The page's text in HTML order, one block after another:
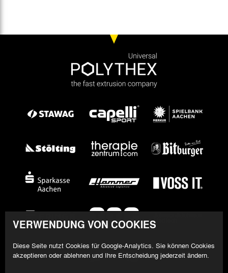
VERWENDUNG VON COOKIES
Diese Seite nutzt Cookies für Google-Analytics. Sie können Cookies
akzeptieren oder ablehnen und Ihre Entscheidung jederzeit ändern.